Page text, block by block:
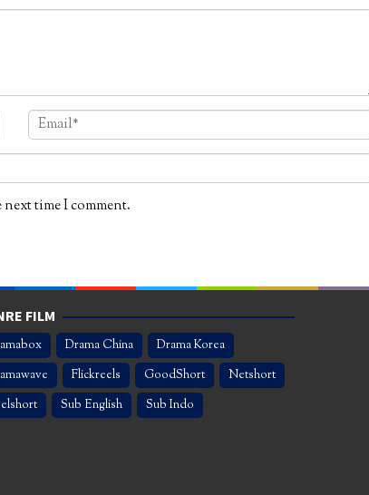
next time I comment.
FILM
Drama China
Drama Korea
Flickreels GoodShort
Netshort
Sub English Sub Indo